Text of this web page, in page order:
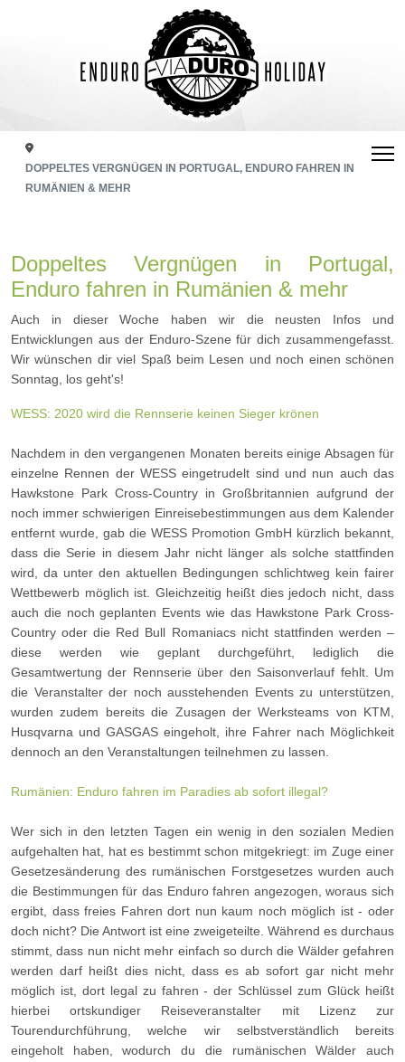
DOPPELTES VERGNÜGEN IN PORTUGAL, ENDURO FAHREN IN
RUMÄNIEN & MEHR
Doppeltes Vergnügen in Portugal,
Enduro fahren in Rumänien & mehr
Auch in dieser Woche haben wir die neusten Infos und
Entwicklungen aus der Enduro-Szene für dich zusammengefasst.
Wir wünschen dir viel Spaß beim Lesen und noch einen schönen
Sonntag, los geht's!
WESS: 2020 wird die Rennserie keinen Sieger krönen
Nachdem in den vergangenen Monaten bereits einige Absagen für
einzelne Rennen der WESS eingetrudelt sind und nun auch das
Hawkstone Park Cross-Country in Großbritannien aufgrund der
noch immer schwierigen Einreisebestimmungen aus dem Kalender
entfernt wurde, gab die WESS Promotion GmbH kürzlich bekannt,
dass die Serie in diesem Jahr nicht länger als solche stattfinden
wird, da unter den aktuellen Bedingungen schlichtweg kein fairer
Wettbewerb möglich ist. Gleichzeitig heißt dies jedoch nicht, dass
auch die noch geplanten Events wie das Hawkstone Park Cross-
Country oder die Red Bull Romaniacs nicht stattfinden werden –
diese werden wie geplant durchgeführt, lediglich die
Gesamtwertung der Rennserie über den Saisonverlauf fehlt. Um
die Veranstalter der noch ausstehenden Events zu unterstützen,
wurden zudem bereits die Zusagen der Werksteams von KTM,
Husqvarna und GASGAS eingeholt, ihre Fahrer nach Möglichkeit
dennoch an den Veranstaltungen teilnehmen zu lassen.
Rumänien: Enduro fahren im Paradies ab sofort illegal?
Wer sich in den letzten Tagen ein wenig in den sozialen Medien
aufgehalten hat, hat es bestimmt schon mitgekriegt: im Zuge einer
Gesetzesänderung des rumänischen Forstgesetzes wurden auch
die Bestimmungen für das Enduro fahren angezogen, woraus sich
ergibt, dass freies Fahren dort nun kaum noch möglich ist - oder
doch nicht? Die Antwort ist eine zweigeteilte. Während es durchaus
stimmt, dass nun nicht mehr einfach so durch die Wälder gefahren
werden darf heißt dies nicht, dass es ab sofort gar nicht mehr
möglich ist, dort legal zu fahren - der Schlüssel zum Glück heißt
hierbei ortskundiger Reiseveranstalter mit Lizenz zur
Tourendurchführung, welche wir selbstverständlich bereits
eingeholt haben, wodurch du die rumänischen Wälder auch